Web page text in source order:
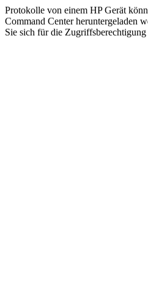
Protokolle von einem HP Gerät
Command Center heruntergeladen
Sie sich für die